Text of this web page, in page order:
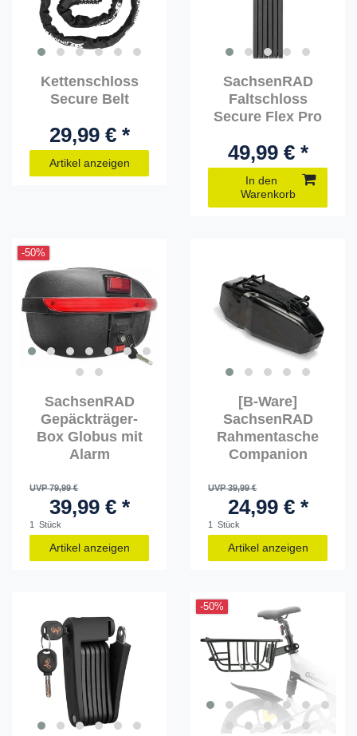
Kettenschloss
Secure Belt
29,99 € *
Artikel anzeigen
SachsenRAD
Faltschloss
Secure Flex Pro
49,99 € *
In den
Warenkorb
-50%
SachsenRAD
Gepäckträger-
Box Globus mit
Alarm
UVP 79,99 €
39,99 € *
1 Stück
Artikel anzeigen
[B-Ware]
SachsenRAD
Rahmentasche
Companion
UVP 39,99 €
24,99 € *
1 Stück
Artikel anzeigen
-50%